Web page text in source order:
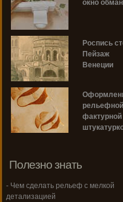
окно
Роспись
Пейзаж
Венеции
рельефной
фактурной
Полезно знать
- Чем сделать рельеф с мелкой
детализацией